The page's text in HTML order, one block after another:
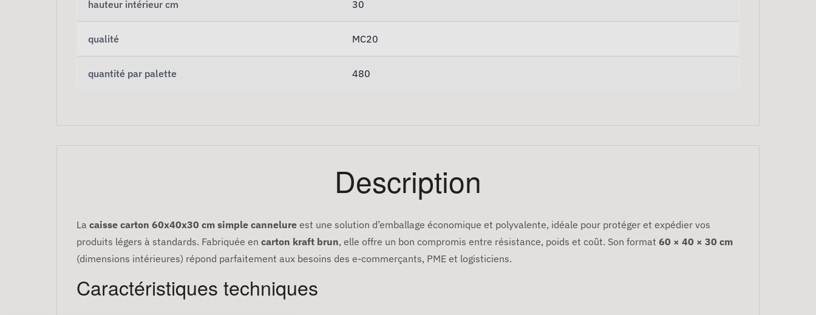
hauteur intérieur cm 30
qualité MC20
quantité par palette 480
Description
La caisse carton 60x40x30 cm simple cannelure est une solution d’emballage économique et polyvalente, idéale pour protéger et expédier vos
produits légers à standards. Fabriquée en carton kraft brun, elle offre un bon compromis entre résistance, poids et coût. Son format 60 × 40 × 30 cm
(dimensions intérieures) répond parfaitement aux besoins des e-commerçants, PME et logisticiens.
Caractéristiques techniques